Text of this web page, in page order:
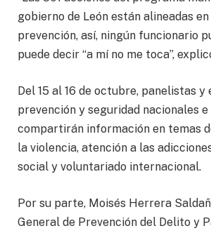
gobierno de León están alineadas
prevención, así, ningún funcionario
puede decir “a mí no me toca”,
Del 15 al 16 de octubre, panelistas y
prevención y seguridad nacionales
compartirán información en temas
la violencia, atención a las
social y voluntariado internacional.
Por su parte, Moisés Herrera
General de Prevención del Delito y